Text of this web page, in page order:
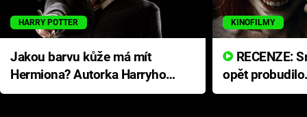
HARRY POTTER
Jakou barvu kůže má mít
Hermiona? Autorka Harryho
Pottera přišla s ráznou
KINOFILMY
opět
přichází s